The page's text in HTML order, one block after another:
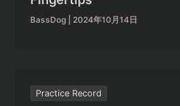
BassDog |2024年10月14日
Practice Record